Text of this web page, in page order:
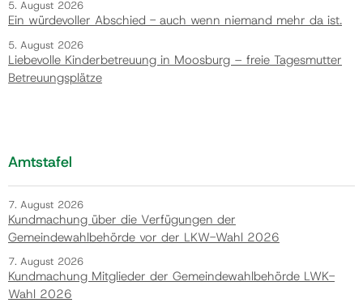
5. August 2026
Ein würdevoller Abschied - auch wenn niemand mehr da ist.
5. August 2026
Liebevolle Kinderbetreuung in Moosburg – freie Tagesmutter
Betreuungsplätze
Amtstafel
7. August 2026
Kundmachung über die Verfügungen der
Gemeindewahlbehörde vor der LKW-Wahl 2026
7. August 2026
Kundmachung Mitglieder der Gemeindewahlbehörde LWK-
Wahl 2026